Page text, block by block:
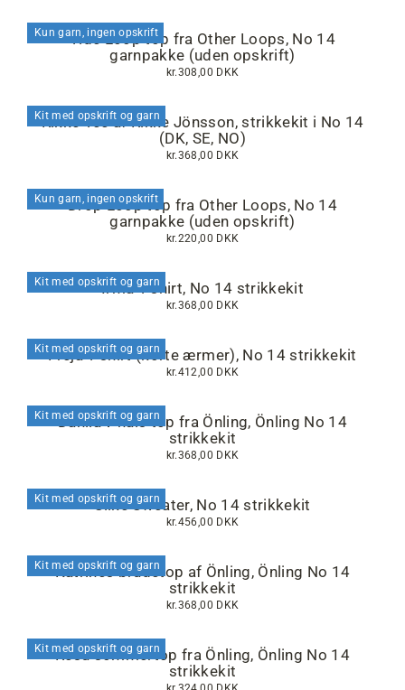
Kun garn, ingen opskrift
Tide Loop top fra Other Loops, No 14
garnpakke (uden opskrift)
kr.308,00 DKK
Kit med opskrift og garn
Rikke Tee af Rikke Jönsson, strikkekit i No 14
(DK, SE, NO)
kr.368,00 DKK
Kun garn, ingen opskrift
Drop Loop top fra Other Loops, No 14
garnpakke (uden opskrift)
kr.220,00 DKK
Kit med opskrift og garnIrma T-shirt, No 14 strikkekit
kr.368,00 DKK
Kit med opskrift og garn
Freja T-shirt (korte ærmer), No 14 strikkekit
kr.412,00 DKK
Kit med opskrift og garn
Dahlia v-hals top fra Önling, Önling No 14
strikkekit
kr.368,00 DKK
Kit med opskrift og garn
Silke Sweater, No 14 strikkekit
kr.456,00 DKK
Kit med opskrift og garn
Katrines brudetop af Önling, Önling No 14
strikkekit
kr.368,00 DKK
Kit med opskrift og garn
Rēsu sommertop fra Önling, Önling No 14
strikkekit